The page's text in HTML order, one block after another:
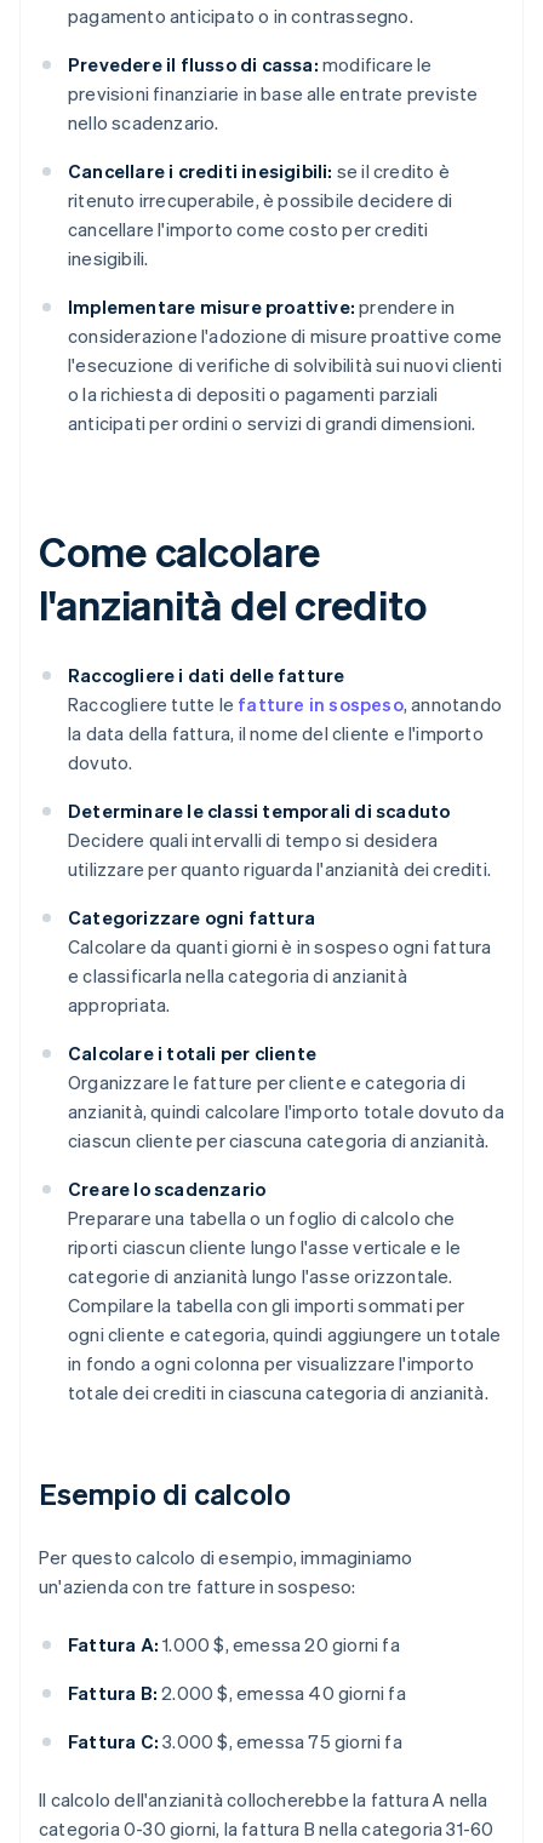
pagamento anticipato o in contrassegno.
Prevedere il flusso di cassa: modificare le
previsioni finanziarie in base alle entrate previste
nello scadenzario.
Cancellare i crediti inesigibili: se il credito è
ritenuto irrecuperabile, è possibile decidere di
cancellare l'importo come costo per crediti
inesigibili.
Implementare misure proattive: prendere in
considerazione l'adozione di misure proattive come
l'esecuzione di verifiche di solvibilità sui nuovi clienti
o la richiesta di depositi o pagamenti parziali
anticipati per ordini o servizi di grandi dimensioni.
Come calcolare
l'anzianità del credito
Raccogliere i dati delle fatture
Raccogliere tutte le fatture in sospeso, annotando
la data della fattura, il nome del cliente e l'importo
dovuto.
Determinare le classi temporali di scaduto
Decidere quali intervalli di tempo si desidera
utilizzare per quanto riguarda l'anzianità dei crediti.
Categorizzare ogni fattura
Calcolare da quanti giorni è in sospeso ogni fattura
e classificarla nella categoria di anzianità
appropriata.
Calcolare i totali per cliente
Organizzare le fatture per cliente e categoria di
anzianità, quindi calcolare l'importo totale dovuto da
ciascun cliente per ciascuna categoria di anzianità.
Creare lo scadenzario
Preparare una tabella o un foglio di calcolo che
riporti ciascun cliente lungo l'asse verticale e le
categorie di anzianità lungo l'asse orizzontale.
Compilare la tabella con gli importi sommati per
ogni cliente e categoria, quindi aggiungere un totale
in fondo a ogni colonna per visualizzare l'importo
totale dei crediti in ciascuna categoria di anzianità.
Esempio di calcolo
Per questo calcolo di esempio, immaginiamo
un'azienda con tre fatture in sospeso:
Fattura A: 1.000 $, emessa 20 giorni fa
Fattura B: 2.000 $, emessa 40 giorni fa
Fattura C: 3.000 $, emessa 75 giorni fa
Il calcolo dell'anzianità collocherebbe la fattura A nella
categoria 0-30 giorni, la fattura B nella categoria 31-60